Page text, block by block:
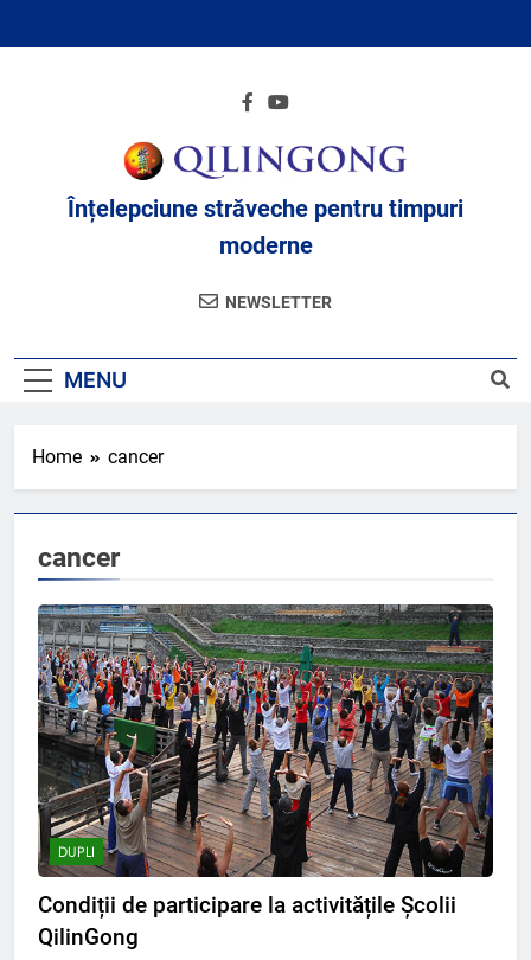
Înțelepciune străveche pentru timpuri
moderne
NEWSLETTER
MENU
Home cancer
cancer
DUPLI
Condiții de participare la activitățile Școlii
QilinGong